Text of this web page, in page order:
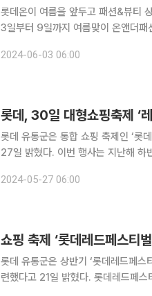
롯데온이 여름을 앞두고 패션&뷰티 상품
3일부터 9일까지 여름맞이 온앤더패션&뷰티
대 70% 할인 판매하고 휴가철 자외
2024-06-03 06:00
롯데, 30일 대형쇼핑축제 ‘
롯데 유통군은 통합 쇼핑 축제인 ‘롯
27일 밝혔다. 이번 행사는 지난해 하
션, 뷰티, 계절 가전 등 상품을 최대 반
2024-05-27 06:00
쇼핑 축제 ‘롯데레드페스티
롯데 유통군은 상반기 ‘롯데레드페
련했다고 21일 밝혔다. 롯데레드페